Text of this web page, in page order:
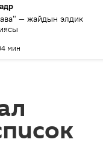
— жайдын элдик
мин